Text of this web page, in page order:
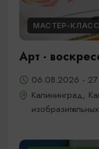
МАСТЕР-
Арт -
06.08.2026 -
Калининград,